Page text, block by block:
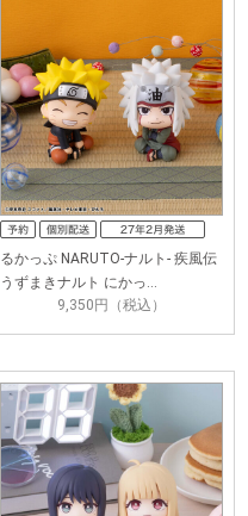
るかっぷ NARUTO-ナルト- 疾風伝
うずまきナルト にかっ…
9,350円（税込）